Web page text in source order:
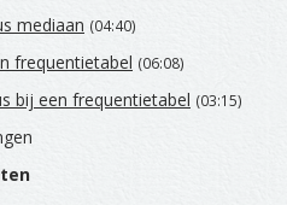
mediaan (04:40)
frequentietabel (06:08)
bij een frequentietabel (03:15)